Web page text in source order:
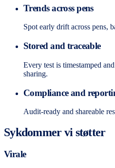
Trends across pens
Spot early drift across pens,
Stored and traceable
Every test is timestamped
sharing.
Compliance and
Audit-ready and shareable
Sykdommer vi støtter
Virale